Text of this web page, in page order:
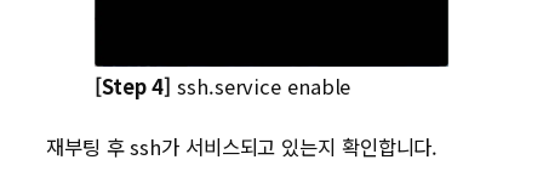
[Step 4] ssh.service enable
재부팅 후 ssh가 서비스되고 있는지 확인합니다.